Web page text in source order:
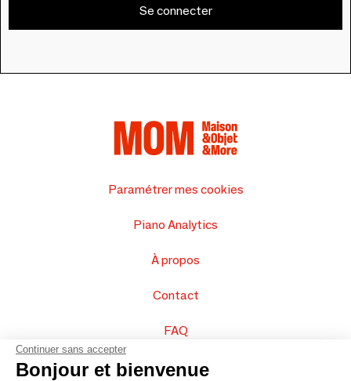
Se connecter
Paramétrer mes cookies
Piano Analytics
À propos
Contact
FAQ
Vendez vos produits
Continuer sans accepter
Bonjour et bienvenue